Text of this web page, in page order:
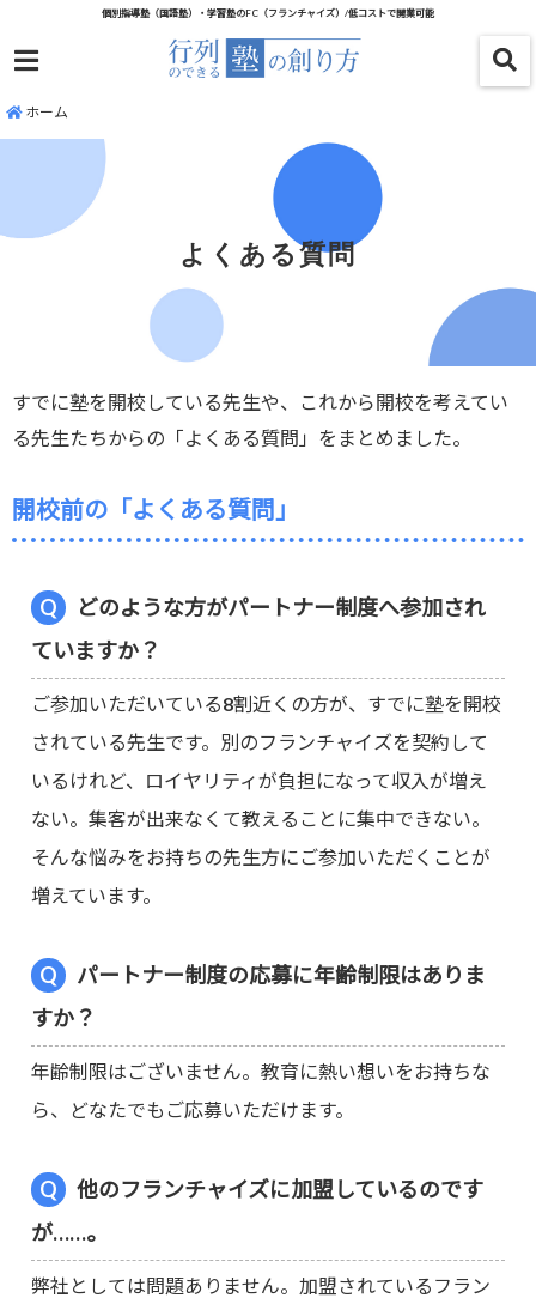
個別指導塾（国語塾）・学習塾のFC（フランチャイズ）/低コストで開業可能
menu
ホーム
よくある質問
すでに塾を開校している先生や、これから開校を考えてい
る先生たちからの「よくある質問」をまとめました。
開校前の「よくある質問」
どのような方がパートナー制度へ参加され
ていますか？
ご参加いただいている8割近くの方が、すでに塾を開校
されている先生です。別のフランチャイズを契約して
いるけれど、ロイヤリティが負担になって収入が増え
ない。集客が出来なくて教えることに集中できない。
そんな悩みをお持ちの先生方にご参加いただくことが
増えています。
パートナー制度の応募に年齢制限はありま
すか？
年齢制限はございません。教育に熱い想いをお持ちな
ら、どなたでもご応募いただけます。
他のフランチャイズに加盟しているのです
が……。
弊社としては問題ありません。加盟されているフラン